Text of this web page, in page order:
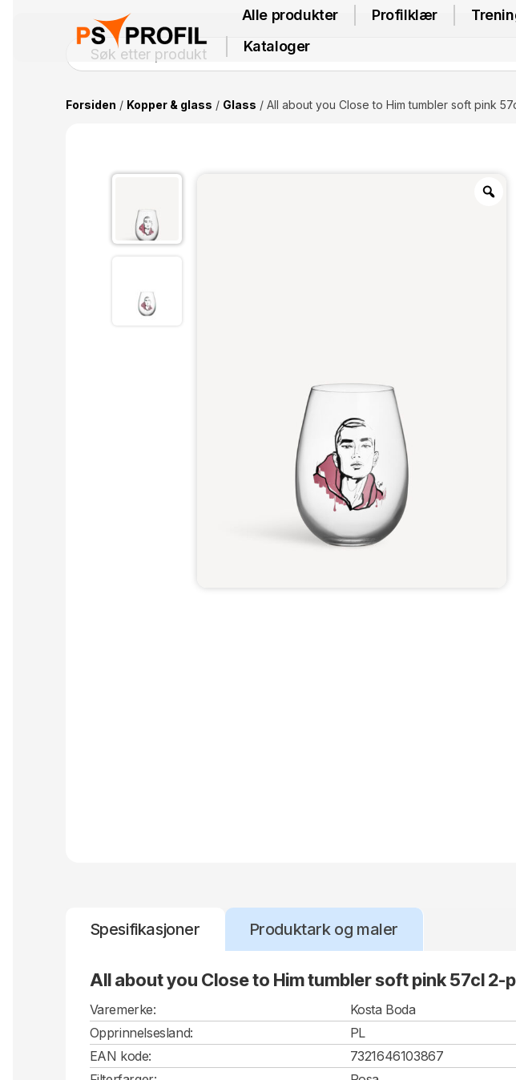
Alle produkter Profilklær
Kataloger
Forsiden / Kopper & glass / Glass / All about you Close to Him tumbler soft pink
Spesifikasjoner Produktark og maler
All about you Close to Him tumbler soft pink 57cl 2-
Varemerke:
Kosta Boda
Opprinnelsesland:
PL
EAN kode:
7321646103867